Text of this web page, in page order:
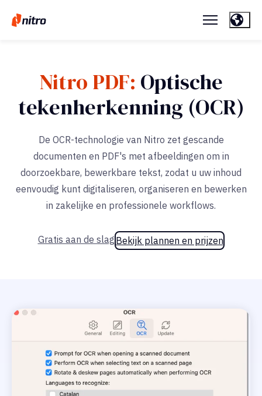
Nitro PDF: Optische
tekenherkenning (OCR)
De OCR-technologie van Nitro zet gescande
documenten en PDF's met afbeeldingen om in
doorzoekbare, bewerkbare tekst, zodat u uw inhoud
eenvoudig kunt digitaliseren, organiseren en bewerken
in zakelijke en professionele workflows.
Gratis aan de slag Bekijk plannen en prijzen